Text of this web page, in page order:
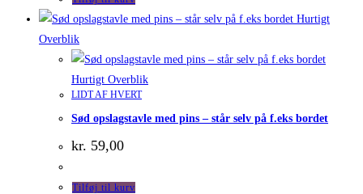
Hurtigt
Overblik
Hurtigt Overblik
LIDT AF HVERT
Sød opslagstavle med pins – står selv på f.eks bordet
kr. 59,00
Tilføj til kurv